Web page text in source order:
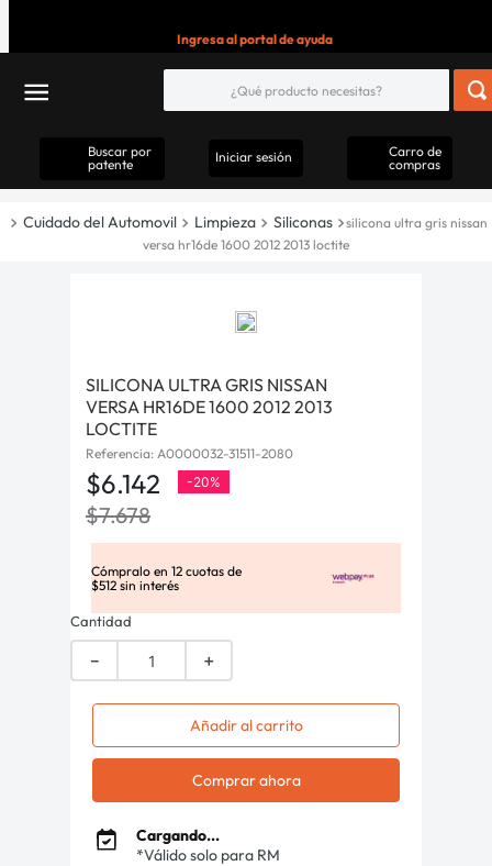
Ingresa al portal de ayuda
Buscar por
patente
Iniciar sesión
Carro de
compras
Cuidado del Automovil Limpieza Siliconas
silicona ultra gris nissan
versa hr16de 1600 2012 2013 loctite
SILICONA ULTRA GRIS NISSAN
VERSA HR16DE 1600 2012 2013
LOCTITE
Referencia: A0000032-31511-2080
$6.142 -20%
$7.678
Cómpralo en 12 cuotas de
$512 sin interés
Cantidad
＋
－
Añadir al carrito
Comprar ahora
Cargando...
*Válido solo para RM